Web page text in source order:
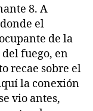
8. A
el
de la
fuego, en
recae sobre el
la conexión
vio antes,